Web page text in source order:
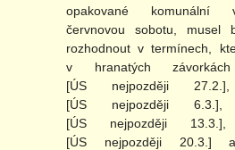
opakované komunální
červnovou sobotu, musel
rozhodnout v termínech,
v hranatých
[ÚS nejpozději
[ÚS nejpozději
[ÚS nejpozději
[ÚS nejpozději